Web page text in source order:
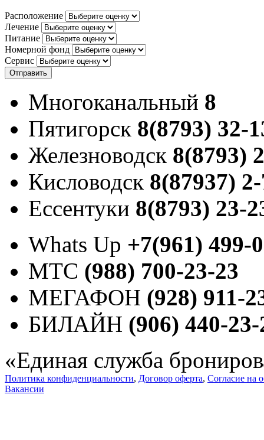
Расположение
Лечение
Питание
Номерной фонд
Сервис
Отправить
Многоканальный 8
Пятигорск 8(8793) 32-
Железноводск 8(8793)
Кисловодск 8(87937)
Ессентуки 8(8793) 23-
Whats Up +7(961) 499-
МТС (988) 700-23-23
МЕГАФОН (928) 911-
БИЛАЙН (906) 440-
«Единая служба
Политика конфиденциальности, Договор оферта, Согласие на
Вакансии